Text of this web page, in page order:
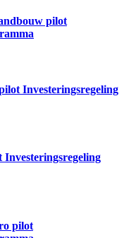
pilot
Investeringsregeling
pilot